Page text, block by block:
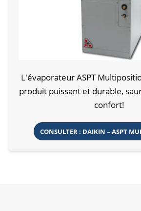
L'évaporateur ASPT
produit puissant et durable,
confort!
CONSULTER : DAIKIN – ASPT